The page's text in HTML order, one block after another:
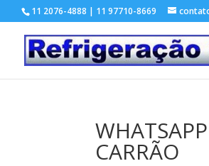
11 2076-4888 | 11 97710-8669
CARRÃO